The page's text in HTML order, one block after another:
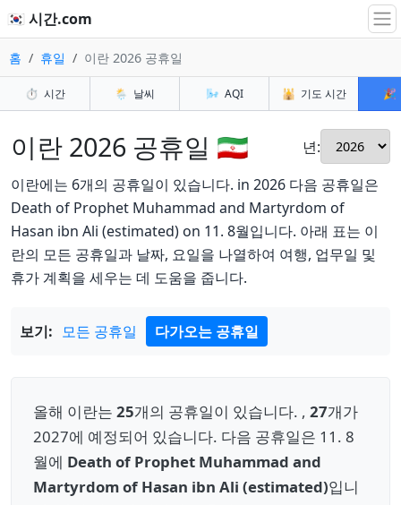
🇰🇷 시간.com
홈 휴일 이란 2026 공휴일
⏱️ 시간 🌦️ 날씨 🌬️ AQI 🕌 기도 시간 🎉
이란 2026 공휴일 🇮🇷
년:
이란에는 6개의 공휴일이 있습니다. in 2026 다음 공휴일은
Death of Prophet Muhammad and Martyrdom of
Hasan ibn Ali (estimated) on 11. 8월입니다. 아래 표는 이
란의 모든 공휴일과 날짜, 요일을 나열하여 여행, 업무일 및
휴가 계획을 세우는 데 도움을 줍니다.
보기: 모든 공휴일 다가오는 공휴일
올해 이란는 25개의 공휴일이 있습니다. , 27개가
2027에 예정되어 있습니다. 다음 공휴일은 11. 8
월에 Death of Prophet Muhammad and
Martyrdom of Hasan ibn Ali (estimated)입니